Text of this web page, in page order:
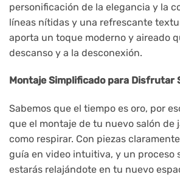
personificación de la elegancia y la
líneas nítidas y una refrescante
aporta un toque moderno y aireado
descanso y a la desconexión.
Montaje Simplificado para Disfrutar
Sabemos que el tiempo es oro, por
que el montaje de tu nuevo salón de
como respirar. Con piezas
guía en video intuitiva, y un proceso
estarás relajándote en tu nuevo